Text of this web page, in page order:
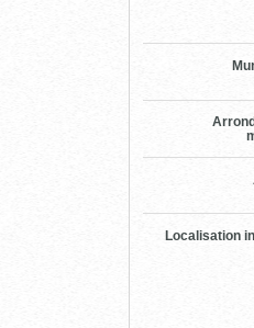
Localisation